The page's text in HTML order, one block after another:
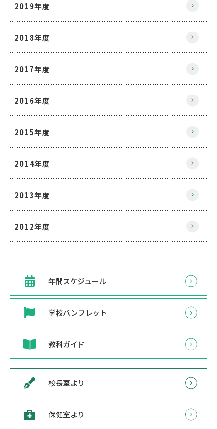
2019年度
2018年度
2017年度
2016年度
2015年度
2014年度
2013年度
2012年度
年間スケジュール
学校パンフレット
教科ガイド
校長室より
保健室より